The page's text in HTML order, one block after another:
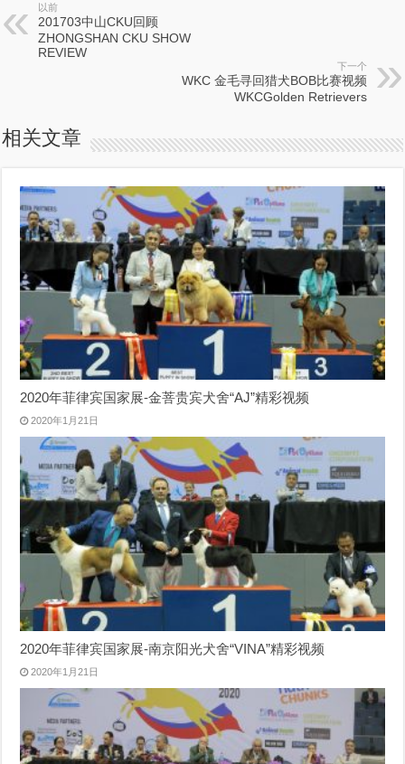
以前
201703中山CKU回顾
ZHONGSHAN CKU SHOW
REVIEW
下一个
WKC 金毛寻回猎犬BOB比赛视频
WKCGolden Retrievers
相关文章
2020年菲律宾国家展-金菩贵宾犬舍“AJ”精彩视频
2020年1月21日
2020年菲律宾国家展-南京阳光犬舍“VINA”精彩视频
2020年1月21日